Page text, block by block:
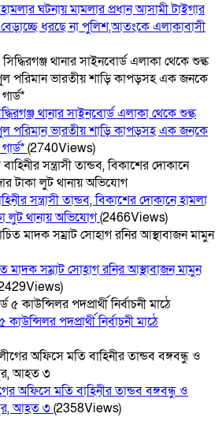
ঘটনায় মামলার প্রধান আসামী টাইগার
ধরছে না পুলিশ,আতংকে এলাকাবাসী
থানার সাইনবোর্ড এলাকা থেকে শুল্ক
পরিমান ভারতীয় শাড়ি কাপড়সহ এক জনকে
(2740Views)
সন্ত্রাসী তান্ডব, বিকাশের দোকানে হামলা
লুট থানায় অভিযোগ(2466Views)
সম্রাট সোহাগ রনির আস্থাবাজন মামুন
পদপ্রার্থী নির্বাচনী মাঠে
অফিসে মতি বাহিনীর তান্ডব বঙ্গবন্ধু ও
আহত ৩(2358Views)